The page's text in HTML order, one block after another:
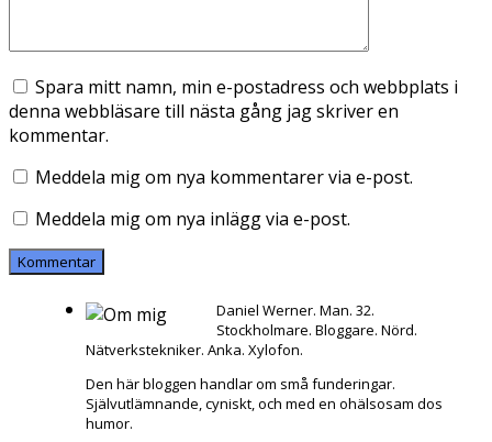
Spara mitt namn, min e-postadress och webbplats i
denna webbläsare till nästa gång jag skriver en
kommentar.
Meddela mig om nya kommentarer via e-post.
Meddela mig om nya inlägg via e-post.
Daniel Werner. Man. 32.
Stockholmare. Bloggare. Nörd.
Nätverkstekniker. Anka. Xylofon.
Den här bloggen handlar om små funderingar.
Självutlämnande, cyniskt, och med en ohälsosam dos
humor.